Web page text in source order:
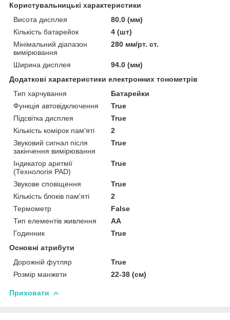
Користувальницькі характеристики
Висота дисплея
80.0 (мм)
Кількість батарейок
4 (шт)
Мінімальний діапазон
вимірювання
280 мм/рт. ст.
Ширина дисплея
94.0 (мм)
Додаткові характеристики електронних тонометрів
Тип харчування
Батарейки
Функція автовідключення
True
Підсвітка дисплея
True
Кількість комірок пам'яті
2
Звуковий сигнал після
закінчення вимірювання
True
Індикатор аритмії
(Технологія PAD)
True
Звукове сповіщення
True
Кількість блоків пам'яті
2
Термометр
False
Тип елементів живлення
AA
Годинник
True
Основні атрибути
Дорожній футляр
True
Розмір манжети
22-38 (см)
Приховати